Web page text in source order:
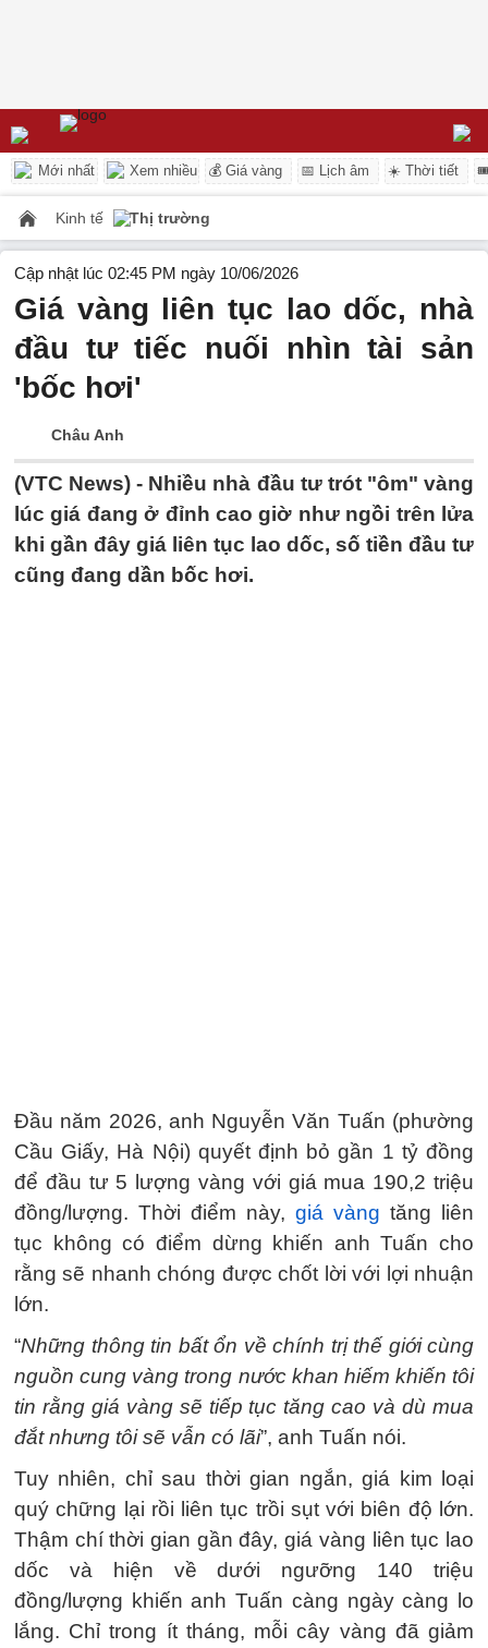
Mới nhất Xem nhiều 💰 Giá vàng 📅 Lịch âm ☀️ Thời tiết
Kinh tế Thị trường
Cập nhật lúc 02:45 PM ngày 10/06/2026
Giá vàng liên tục lao dốc, nhà
đầu tư tiếc nuối nhìn tài sản
'bốc hơi'
Châu Anh
(VTC News) - Nhiều nhà đầu tư trót "ôm" vàng
lúc giá đang ở đỉnh cao giờ như ngồi trên lửa
khi gần đây giá liên tục lao dốc, số tiền đầu tư
cũng đang dần bốc hơi.
Đầu năm 2026, anh Nguyễn Văn Tuấn (phường
Cầu Giấy, Hà Nội) quyết định bỏ gần 1 tỷ đồng
để đầu tư 5 lượng vàng với giá mua 190,2 triệu
đồng/lượng. Thời điểm này, giá vàng tăng liên
tục không có điểm dừng khiến anh Tuấn cho
rằng sẽ nhanh chóng được chốt lời với lợi nhuận
lớn.
“Những thông tin bất ổn về chính trị thế giới cùng
nguồn cung vàng trong nước khan hiếm khiến tôi
tin rằng giá vàng sẽ tiếp tục tăng cao và dù mua
đắt nhưng tôi sẽ vẫn có lãi”, anh Tuấn nói.
Tuy nhiên, chỉ sau thời gian ngắn, giá kim loại
quý chững lại rồi liên tục trồi sụt với biên độ lớn.
Thậm chí thời gian gần đây, giá vàng liên tục lao
dốc và hiện về dưới ngưỡng 140 triệu
đồng/lượng khiến anh Tuấn càng ngày càng lo
lắng. Chỉ trong ít tháng, mỗi cây vàng đã giảm